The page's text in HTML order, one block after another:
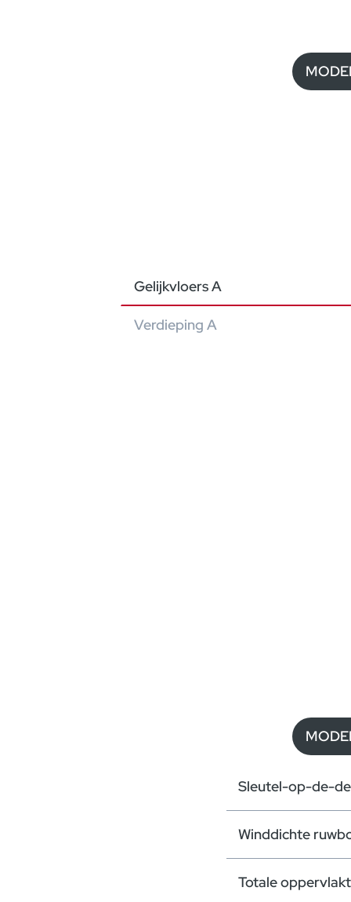
Gelijkvloers A
Verdieping A
Sleutel-op-de-
Winddichte
Totale